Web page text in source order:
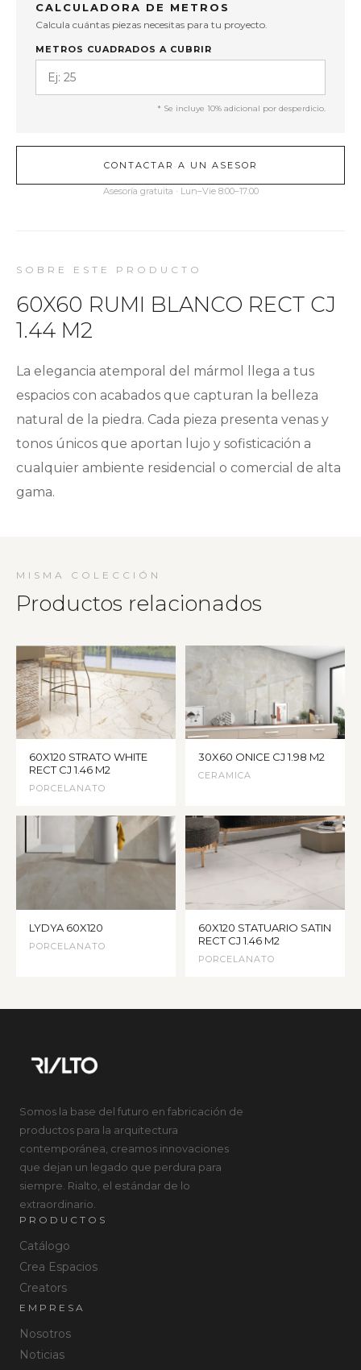
CALCULADORA DE METROS
Calcula cuántas piezas necesitas para tu proyecto.
METROS CUADRADOS A CUBRIR
* Se incluye 10% adicional por desperdicio.
CONTACTAR A UN ASESOR
Asesoría gratuita · Lun–Vie 8:00–17:00
SOBRE ESTE PRODUCTO
60X60 RUMI BLANCO RECT CJ
1.44 M2
La elegancia atemporal del mármol llega a tus
espacios con acabados que capturan la belleza
natural de la piedra. Cada pieza presenta venas y
tonos únicos que aportan lujo y sofisticación a
cualquier ambiente residencial o comercial de alta
gama.
MISMA COLECCIÓN
Productos relacionados
60X120 STRATO WHITE
RECT CJ 1.46 M2
PORCELANATO
30X60 ONICE CJ 1.98 M2
CERAMICA
LYDYA 60X120
PORCELANATO
60X120 STATUARIO SATIN
RECT CJ 1.46 M2
PORCELANATO
Somos la base del futuro en fabricación de
productos para la arquitectura
contemporánea, creamos innovaciones
que dejan un legado que perdura para
siempre. Rialto, el estándar de lo
extraordinario.
PRODUCTOS
Catálogo
Crea Espacios
Creators
EMPRESA
Nosotros
Noticias